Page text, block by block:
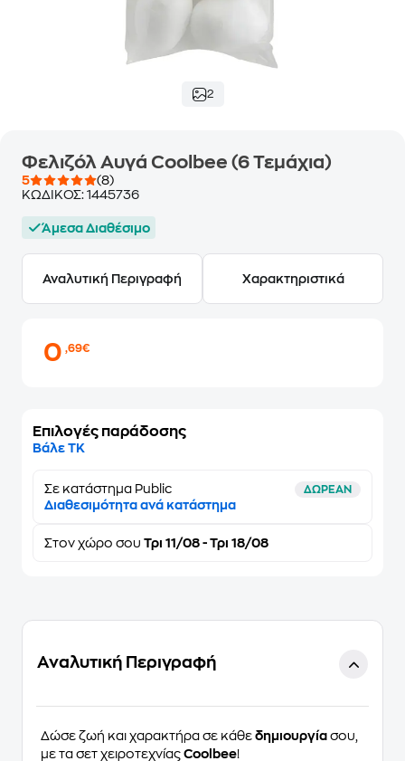
2
Φελιζόλ Αυγά Coolbee (6 Τεμάχια)
5
(8)
ΚΩΔΙΚΟΣ: 1445736
Άμεσα Διαθέσιμο
Αναλυτική Περιγραφή Χαρακτηριστικά
0,69€
Επιλογές παράδοσης
Βάλε ΤΚ
Σε κατάστημα Public ΔΩΡΕΑΝ
Διαθεσιμότητα ανά κατάστημα
Στον χώρο σου Τρι 11/08 - Τρι 18/08
Αναλυτική Περιγραφή
Δώσε ζωή και χαρακτήρα σε κάθε δημιουργία σου,
με τα σετ χειροτεχνίας Coolbee!